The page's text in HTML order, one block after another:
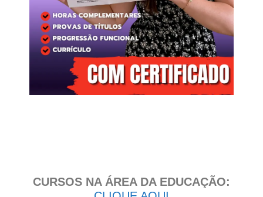
CURSOS NA ÁREA DA EDUCAÇÃO: